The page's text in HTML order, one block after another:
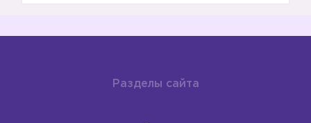
Разделы сайта